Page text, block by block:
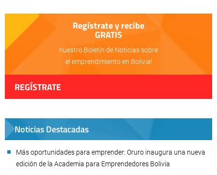
Regístrate y recibe
GRATIS
nuestro Boletín de Noticias sobre
el emprendimiento en Bolivia!
REGÍSTRATE
Noticias Destacadas
Más oportunidades para emprender: Oruro inaugura una nueva
edición de la Academia para Emprendedores Bolivia